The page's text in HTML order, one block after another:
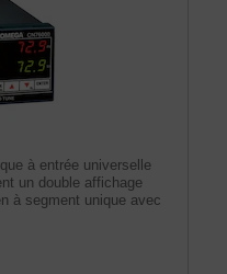
à entrée universelle
un double affichage
à segment unique avec